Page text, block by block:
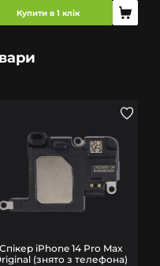
Купити в 1 клік
Спікер iPhone 14 Pro Max
(знято з телефона)